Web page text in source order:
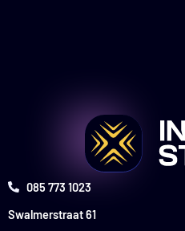
085 773 1023
Swalmerstraat 61